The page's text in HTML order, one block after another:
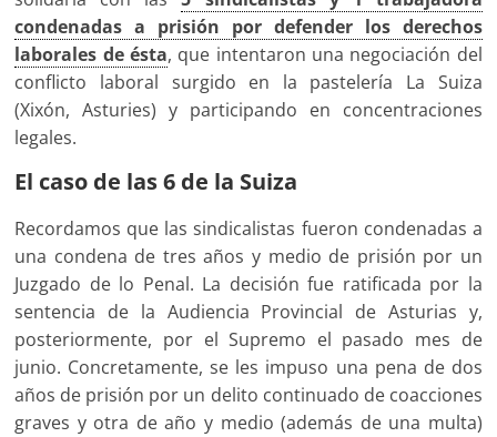
condenadas a prisión por defender los derechos
laborales de ésta, que intentaron una negociación del
conflicto laboral surgido en la pastelería La Suiza
(Xixón, Asturies) y participando en concentraciones
legales.
El caso de las 6 de la Suiza
Recordamos que las sindicalistas fueron condenadas a
una condena de tres años y medio de prisión por un
Juzgado de lo Penal. La decisión fue ratificada por la
sentencia de la Audiencia Provincial de Asturias y,
posteriormente, por el Supremo el pasado mes de
junio. Concretamente, se les impuso una pena de dos
años de prisión por un delito continuado de coacciones
graves y otra de año y medio (además de una multa)